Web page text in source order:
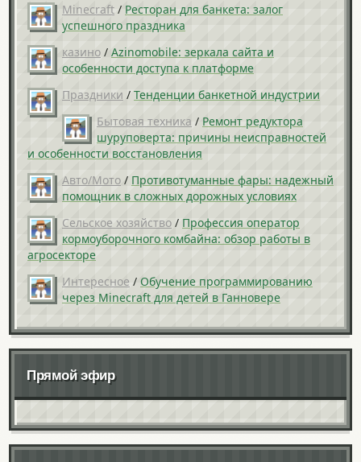
Minecraft / Ресторан для банкета: залог
успешного праздника
казино / Azinomobile: зеркала сайта и
особенности доступа к платформе
Праздники / Тенденции банкетной индустрии
Бытовая техника / Ремонт редуктора
шуруповерта: причины неисправностей
и особенности восстановления
Авто/Мото / Противотуманные фары: надежный
помощник в сложных дорожных условиях
Сельское хозяйство / Профессия оператор
кормоуборочного комбайна: обзор работы в
агросекторе
Интересное / Обучение программированию
через Minecraft для детей в Ганновере
Прямой эфир